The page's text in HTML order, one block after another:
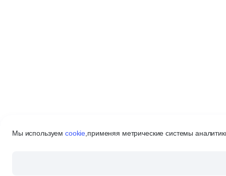
Мы используемcookie применяя метрические системы